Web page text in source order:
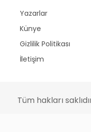
Yazarlar
Künye
Gizlilik Politikası
İletişim
Tüm hakları